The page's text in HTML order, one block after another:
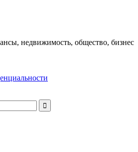
недвижимость, общество, бизнес